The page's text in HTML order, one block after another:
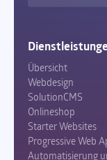
Übersicht
Webdesign
SolutionCMS
Onlineshop
Starter Websites
Progressive Web
Automatisierung